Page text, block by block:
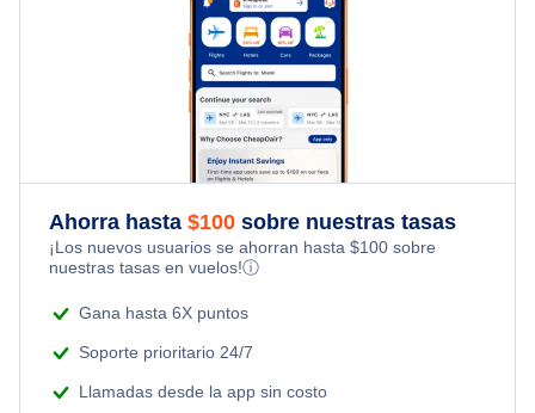
Vuelos de Fort Myers a Traverse City
Vuelos de Portland a Traverse City
Ahorra hasta $100 sobre nuestras tasas
¡Los nuevos usuarios se ahorran hasta $100 sobre
nuestras tasas en vuelos!ⓘ
Gana hasta 6X puntos
Soporte prioritario 24/7
Llamadas desde la app sin costo